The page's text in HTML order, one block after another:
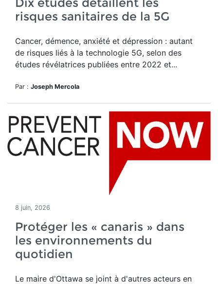
risques sanitaires de la 5G
Cancer, démence, anxiété et dépression : autant
de risques liés à la technologie 5G, selon des
études révélatrices publiées entre 2022 et...
Par : Joseph Mercola
8 juin, 2026
Protéger les « canaris » dans
les environnements du
quotidien
Le maire d'Ottawa se joint à d'autres acteurs en